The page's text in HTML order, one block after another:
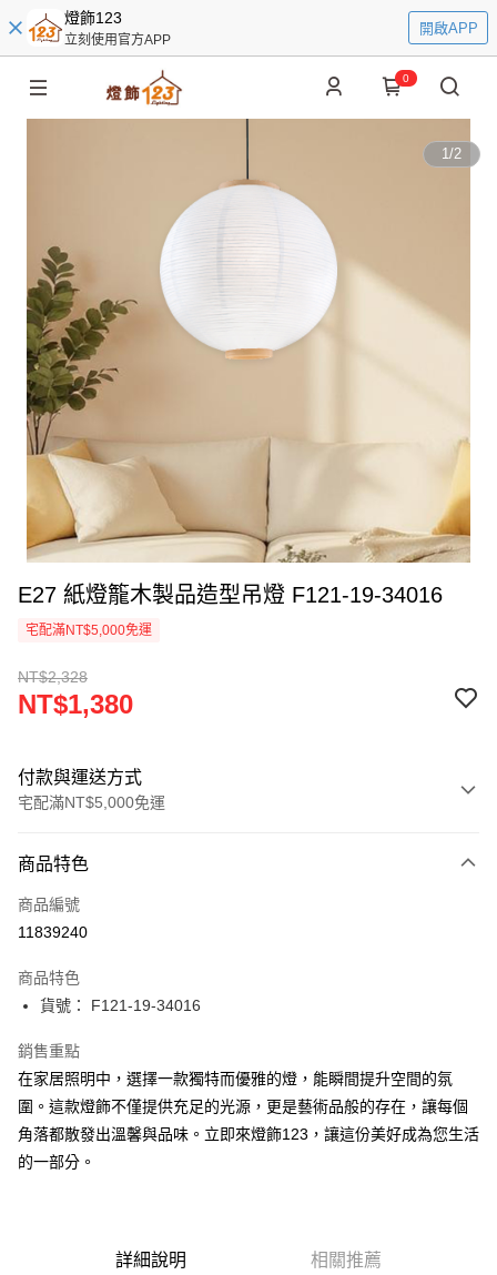
燈飾123
立刻使用官方APP
開啟APP
0
1/2
E27 紙燈籠木製品造型吊燈 F121-19-34016
宅配滿NT$5,000免運
NT$2,328
NT$1,380
付款與運送方式
宅配滿NT$5,000免運
信用卡一次付款
LINE Pay
街口支付
悠遊付
Google Pay
全盈+PAY
AFTEE先享後付
商品特色
商品編號
11839240
商品特色
貨號： F121-19-34016
銷售重點
在家居照明中，選擇一款獨特而優雅的燈，能瞬間提升空間的氛
圍。這款燈飾不僅提供充足的光源，更是藝術品般的存在，讓每個
角落都散發出溫馨與品味。立即來燈飾123，讓這份美好成為您生活
的一部分。
詳細說明 相關推薦